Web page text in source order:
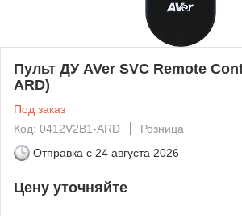
Пульт ДУ AVer SVC Remote
ARD)
Под заказ
Код: 0412V2B1-ARD
Розница
Отправка с 24 августа 2026
Цену уточняйте